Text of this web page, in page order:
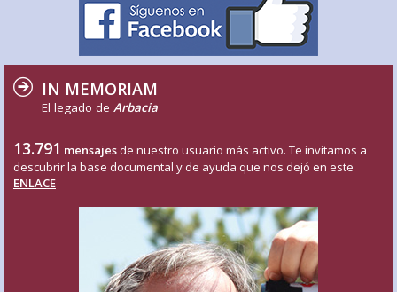
IN MEMORIAM
El legado de Arbacia
13.791 mensajes de nuestro usuario más activo. Te invitamos a
descubrir la base documental y de ayuda que nos dejó en este
ENLACE